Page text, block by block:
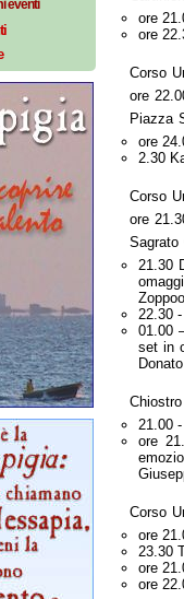
eventi
ore
ore
Corso
ore
Piazza
ore
2.30
Corso
ore
Sagrato
21.30
22.30
01.00
set in
21.00
ore
Corso
ore
23.30
ore
ore